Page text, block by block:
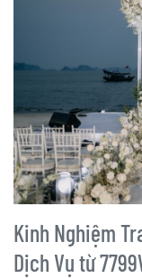
Kinh Nghiệm
Dịch Vụ từ